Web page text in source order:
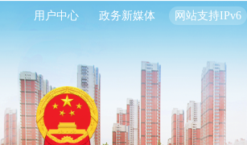
用户中心 政务新媒体 网站支持IPv6